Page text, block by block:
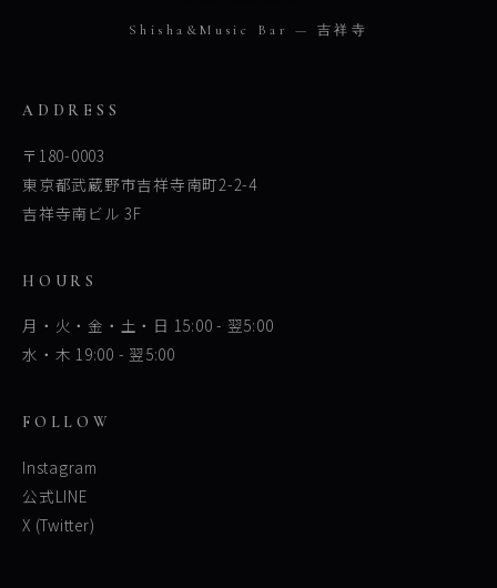
Shisha&Music Bar — 吉祥寺
ADDRESS
〒180-0003
東京都武蔵野市吉祥寺南町2-2-4
吉祥寺南ビル 3F
HOURS
月・火・金・土・日 15:00 - 翌5:00
水・木 19:00 - 翌5:00
FOLLOW
Instagram
公式LINE
X (Twitter)